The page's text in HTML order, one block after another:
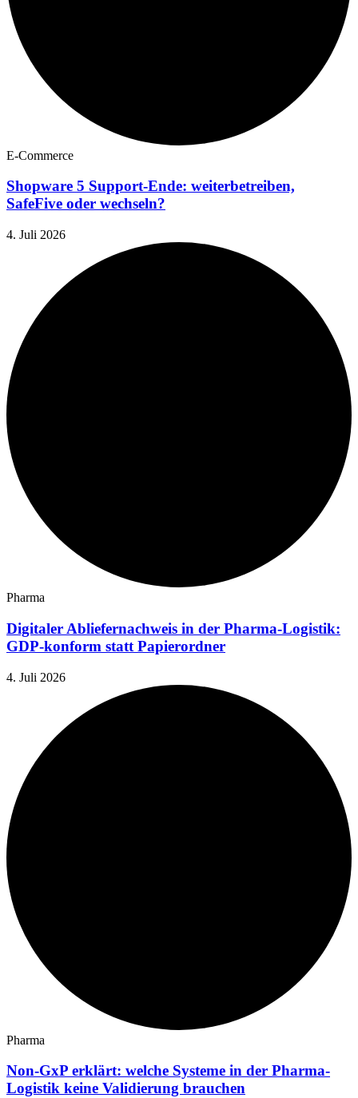
E-Commerce
Shopware 5 Support-Ende: weiterbetreiben,
SafeFive oder wechseln?
4. Juli 2026
Pharma
Digitaler Abliefernachweis in der Pharma-Logistik:
GDP-konform statt Papierordner
4. Juli 2026
Pharma
Non-GxP erklärt: welche Systeme in der Pharma-
Logistik keine Validierung brauchen